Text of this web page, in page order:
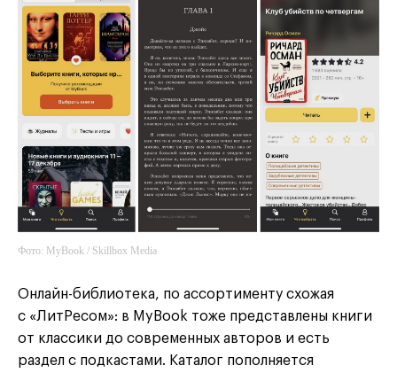
Фото: MyBook / Skillbox Media
Онлайн-библиотека, по ассортименту схожая
с «ЛитРесом»: в MyBook тоже представлены книги
от классики до современных авторов и есть
раздел с подкастами. Каталог пополняется